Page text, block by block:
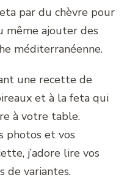
par du chèvre pour
même ajouter des
méditerranéenne.
une recette de
et à la feta qui
à votre table.
photos et vos
j’adore lire vos
de variantes.